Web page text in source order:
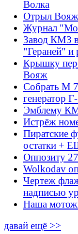
Волка
Отрыл Вояж
Журнал
Завод КМЗ
"Гераней" и
Крышку
Вояж
Собрать М
генератор
Эмблему
Истрёж
Пиратские
остатки +
Оппозиту
Wolkodav
Чертеж
надписью
Наша
давай ещё >>